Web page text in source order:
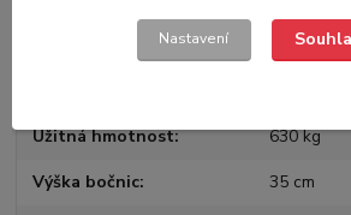
BORO
Užitná hmotnost 630 kg
Výška bočnic 35 cm
Nastavení